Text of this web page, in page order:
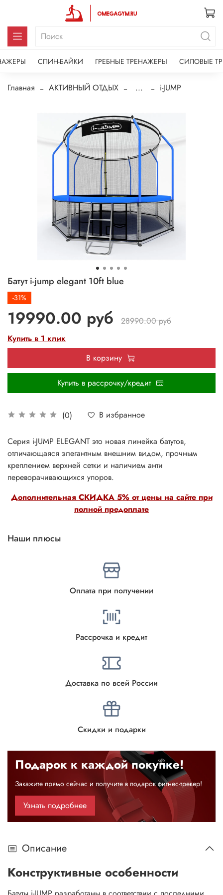
СПИН-БАЙКИ ГРЕБНЫЕ ТРЕНАЖЕРЫ СИЛОВЫЕ
Главная АКТИВНЫЙ ОТДЫХ ... i-JUMP
Батут i-jump elegant 10ft blue
(0) В избранное
-31%
19990.00 руб
28990.00 руб
Купить в 1 клик
В корзину
Купить в рассрочку/кредит
Дополнительная СКИДКА 5% от цены на сайте при
полной предоплате
Серия i-JUMP ELEGANT это новая линейка батутов,
отличающаяся элегантным внешним видом, прочным
креплением верхней сетки и наличием анти
переворачивающихся упоров.
Наши плюсы
Оплата при получении
Рассрочка и кредит
Доставка по всей России
Скидки и подарки
Подарок к каждой покупке!
Закажите прямо сейчас и получите в подарок фитнес-трекер!
Узнать подробнее
Описание
Конструктивные особенности